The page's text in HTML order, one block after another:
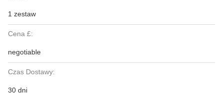
1 zestaw
Cena £:
negotiable
Czas Dostawy:
30 dni